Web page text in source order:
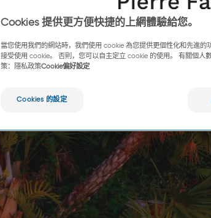
Cookies 提供更方便快捷的上網體驗給您。
當您使用我們的網站時，我們使用 cookie 為您提供更個性化和先進
接受使用 cookie。 否則，您可以自主定立 cookie 的使用。 有關個人
策：隱私政策Cookie偏好設定
Cookies 的設定